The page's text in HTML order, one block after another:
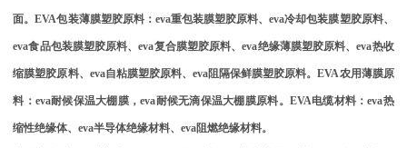
面。EVA包装薄膜塑胶原料： eva重包装膜塑胶原料、eva冷却包装膜塑胶原料、
eva食品包装膜塑胶原料、eva复合膜塑胶原料、eva绝缘薄膜塑胶原料、eva热收
缩膜塑胶原料、 eva自粘膜塑胶原料、eva阻隔保鲜膜塑胶原料。EVA农用薄膜原
料： eva耐候保温大棚膜，eva耐候无滴保温大棚膜原料。 EVA电缆材料：eva热
缩性绝缘体、eva半导体绝缘材料、eva阻燃绝缘材料。